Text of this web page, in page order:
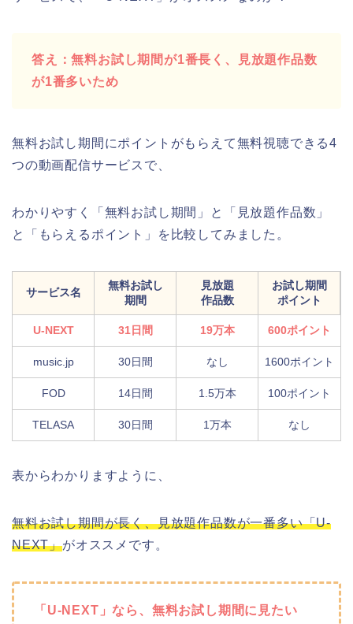
答え：無料お試し期間が1番長く、見放題作品数
が1番多いため
無料お試し期間にポイントがもらえて無料視聴できる4
つの動画配信サービスで、
わかりやすく「無料お試し期間」と「見放題作品数」
と「もらえるポイント」を比較してみました。
サービス名
無料お試し
期間
見放題
作品数
お試し期間
ポイント
U-NEXT 31日間 19万本 600ポイント
music.jp 30日間 なし 1600ポイント
FOD 14日間 1.5万本 100ポイント
TELASA 30日間 1万本 なし
表からわかりますように、
無料お試し期間が長く、見放題作品数が一番多い「U-
NEXT」がオススメです。
「U-NEXT」なら、無料お試し期間に見たい